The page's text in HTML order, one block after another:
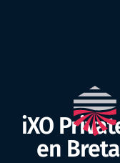
iXO
en